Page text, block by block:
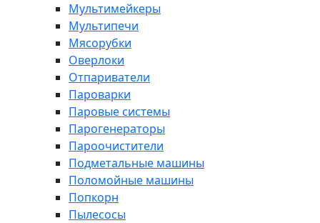
Мультимейкеры
Мультипечи
Мясорубки
Оверлоки
Отпариватели
Пароварки
Паровые системы
Парогенераторы
Пароочистители
Подметальные машины
Поломойные машины
Попкорн
Пылесосы